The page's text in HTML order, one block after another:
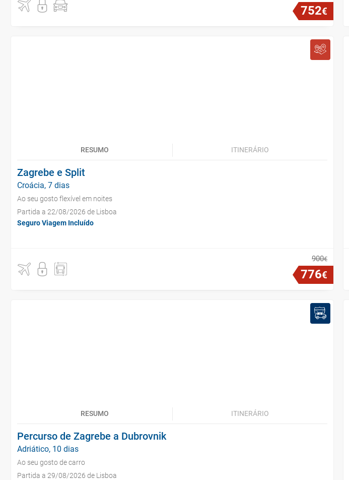
752€
RESUMO ITINERÁRIO
Zagrebe e Split
Croácia, 7 dias
Ao seu gosto flexível em noites
Partida a 22/08/2026 de Lisboa
Seguro Viagem Incluído
900€
776€
RESUMO ITINERÁRIO
Percurso de Zagrebe a Dubrovnik
Adriático, 10 dias
Ao seu gosto de carro
Partida a 29/08/2026 de Lisboa